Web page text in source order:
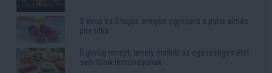
3 alma és 3 tojás: ennyire egyszerű a puha almás
pite titka
5 görög recept, amely mellett az egészséges étel
sem tűnik lemondásnak